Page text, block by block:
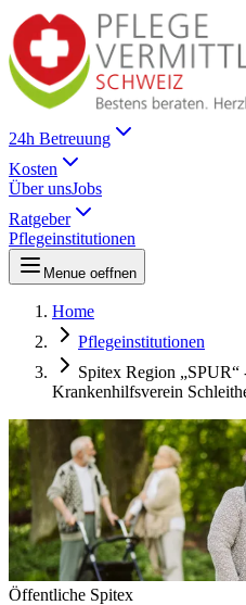
24h Betreuung
Kosten
Über unsJobs
Ratgeber
Pflegeinstitutionen
Menue oeffnen
Home
Pflegeinstitutionen
Spitex Region
Krankenhilfsverein
Öffentliche Spitex